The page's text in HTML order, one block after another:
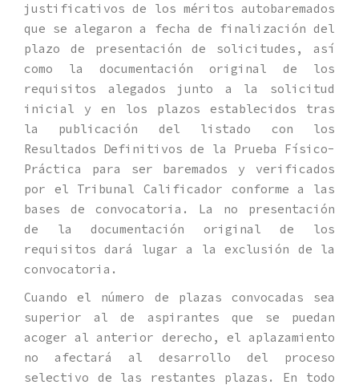
justificativos de los méritos autobaremados
que se alegaron a fecha de finalización del
plazo de presentación de solicitudes, así
como la documentación original de los
requisitos alegados junto a la solicitud
inicial y en los plazos establecidos tras
la publicación del listado con los
Resultados Definitivos de la Prueba Físico-
Práctica para ser baremados y verificados
por el Tribunal Calificador conforme a las
bases de convocatoria. La no presentación
de la documentación original de los
requisitos dará lugar a la exclusión de la
convocatoria.
Cuando el número de plazas convocadas sea
superior al de aspirantes que se puedan
acoger al anterior derecho, el aplazamiento
no afectará al desarrollo del proceso
selectivo de las restantes plazas. En todo